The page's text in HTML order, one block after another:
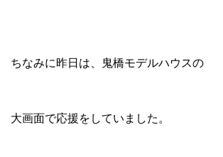
ちなみに昨日は、鬼橋モデルハウスの
大画面で応援をしていました。